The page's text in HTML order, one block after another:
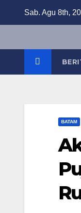
Sab. Agu 8th,
BATAM